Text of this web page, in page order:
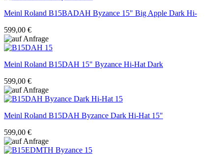
Meinl Roland B15BADAH Byzance 15" Big Apple Dark Hi-
599,00 €
Meinl Roland B15DAH 15" Byzance Hi-Hat Dark
599,00 €
Meinl Roland B15DAH Byzance Dark Hi-Hat 15"
599,00 €